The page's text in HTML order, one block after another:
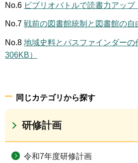
No.6 ビブリオバトルで読書力アップ
No.7 戦前の図書館統制と図書館の自
No.8 地域史料とパスファインダーの
306KB）
同じカテゴリから探す
研修計画
令和7年度研修計画